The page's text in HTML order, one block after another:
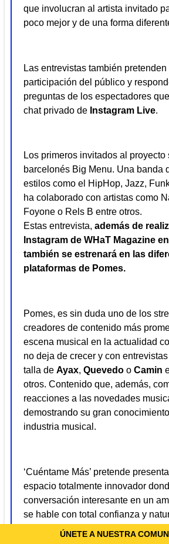
ÚNETE A NUESTRA
que involucran al artista invitado
poco mejor y de una forma
Las entrevistas también
participación del público y
preguntas de los espectadores
chat privado de Instagram Live.
Los primeros invitados al proyecto
barcelonés Big Menu. Una banda
estilos como el HipHop, Jazz,
ha colaborado con artistas como
Foyone o Rels B entre otros.
Estas entrevista, además de
Instagram de WHaT Magazine
también se estrenará en las
plataformas de Pomes.
Pomes, es sin duda uno de los
creadores de contenido más
escena musical en la actualidad
no deja de crecer y con
talla de Ayax, Quevedo o Camin
otros. Contenido que, además,
reacciones a las novedades
demostrando su gran
industria musical.
‘Cuéntame Más’ pretende
espacio totalmente innovador
conversación interesante en un
se hable con total confianza y
temas que generan curiosidad en